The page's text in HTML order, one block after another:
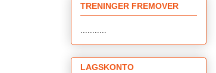
TRENINGER FREMOVER
LAGSKONTO